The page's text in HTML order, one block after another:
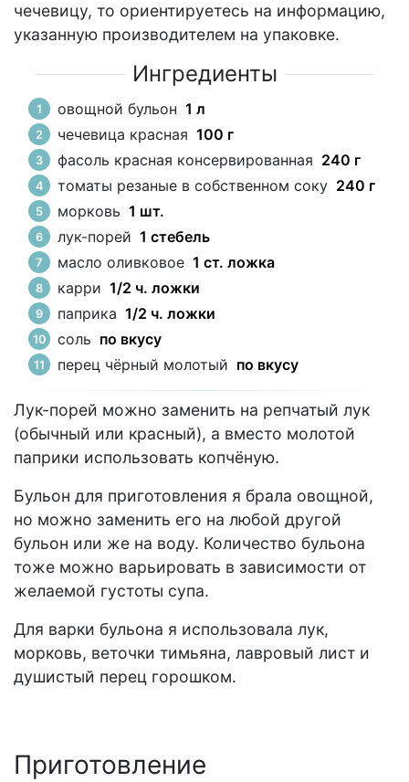
чечевицу, то ориентируетесь на информацию,
указанную производителем на упаковке.
Ингредиенты
овощной бульон 1 л
чечевица красная 100 г
фасоль красная консервированная 240 г
томаты резаные в собственном соку 240 г
морковь 1 шт.
лук-порей 1 стебель
масло оливковое 1 ст. ложка
карри 1/2 ч. ложки
паприка 1/2 ч. ложки
соль по вкусу
перец чёрный молотый по вкусу
Лук-порей можно заменить на репчатый лук
(обычный или красный), а вместо молотой
паприки использовать копчёную.
Бульон для приготовления я брала овощной,
но можно заменить его на любой другой
бульон или же на воду. Количество бульона
тоже можно варьировать в зависимости от
желаемой густоты супа.
Для варки бульона я использовала лук,
морковь, веточки тимьяна, лавровый лист и
душистый перец горошком.
Приготовление